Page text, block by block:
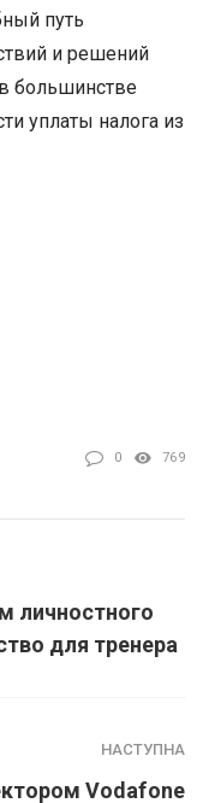
путь
и решений
большинстве
уплаты налога из
0 769
личностного
для тренера
НАСТУПНА
Vodafone